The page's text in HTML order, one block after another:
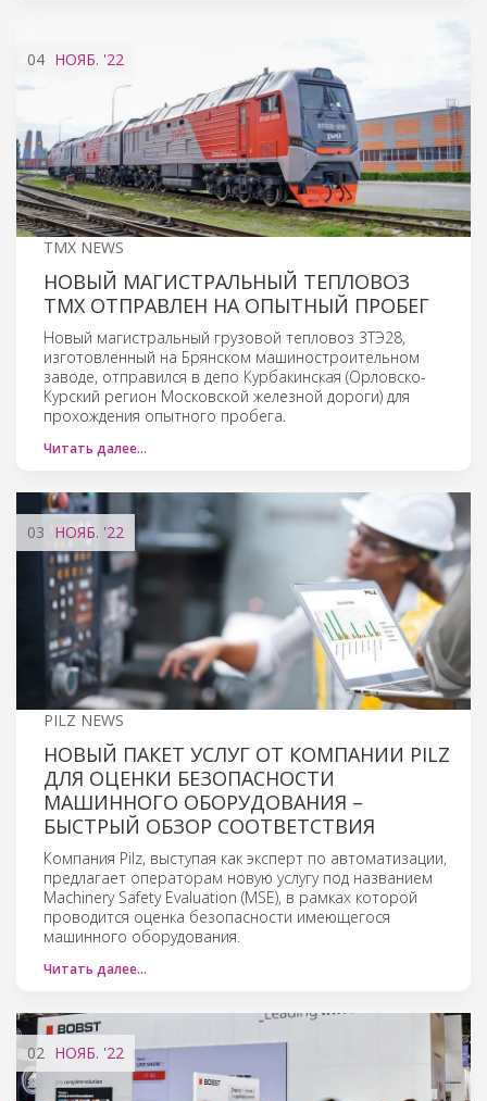
04 НОЯБ. '22
TMX NEWS
НОВЫЙ МАГИСТРАЛЬНЫЙ ТЕПЛОВОЗ
ТМХ ОТПРАВЛЕН НА ОПЫТНЫЙ ПРОБЕГ
Новый магистральный грузовой тепловоз 3ТЭ28,
изготовленный на Брянском машиностроительном
заводе, отправился в депо Курбакинская (Орловско-
Курский регион Московской железной дороги) для
прохождения опытного пробега.
Читать далее…
03 НОЯБ. '22
PILZ NEWS
НОВЫЙ ПАКЕТ УСЛУГ ОТ КОМПАНИИ PILZ
ДЛЯ ОЦЕНКИ БЕЗОПАСНОСТИ
МАШИННОГО ОБОРУДОВАНИЯ –
БЫСТРЫЙ ОБЗОР СООТВЕТСТВИЯ
Компания Pilz, выступая как эксперт по автоматизации,
предлагает операторам новую услугу под названием
Machinery Safety Evaluation (MSE), в рамках которой
проводится оценка безопасности имеющегося
машинного оборудования.
Читать далее…
02 НОЯБ. '22